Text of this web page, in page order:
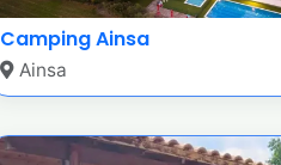
Camping Ainsa
Ainsa